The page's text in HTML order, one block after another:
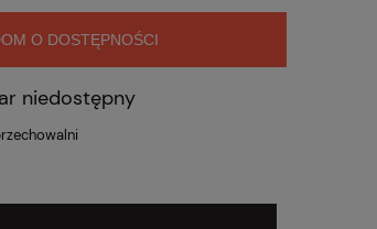
O DOSTĘPNOŚCI
niedostępny